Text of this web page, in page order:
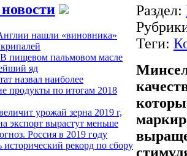
нашли «виновника»
В пищевом пальмовом масле
яд
назвал наиболее
продукты по итогам 2018
урожай зерна 2019 г,
экспорт вырастут меньше
Россия в 2019 году
рекорд по сбору
Раздел:
Теги: